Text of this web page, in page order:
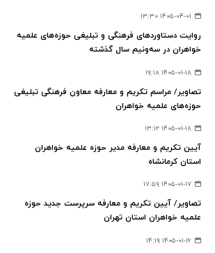
۱۴۰۵-۰۴-۰۱ ۱۳:۳۰
روایت دستاوردهای فرهنگی و تبلیغی حوزه‌های علمیه
خواهران در سه‌ونیم سال گذشته
۱۴۰۵-۰۱-۱۸ ۱۹:۱۸
تصاویر/ مراسم تکریم و معارفه معاون فرهنگی تبلیغی
حوزه‌های علمیه خواهران
۱۴۰۵-۰۱-۱۸ ۱۳:۱۲
آیین تکریم و معارفه مدیر حوزه علمیه خواهران
استان کرمانشاه
۱۴۰۵-۰۱-۱۷ ۱۷:۵۹
تصاویر/ آیین تکریم و معارفه سرپرست جدید حوزه
علمیه خواهران استان تهران
۱۴۰۵-۰۱-۱۶ ۱۴:۱۹